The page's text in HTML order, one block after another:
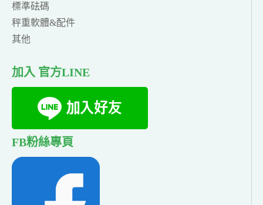
標準砝碼
秤重軟體&配件
其他
加入 官方LINE
FB粉絲專頁